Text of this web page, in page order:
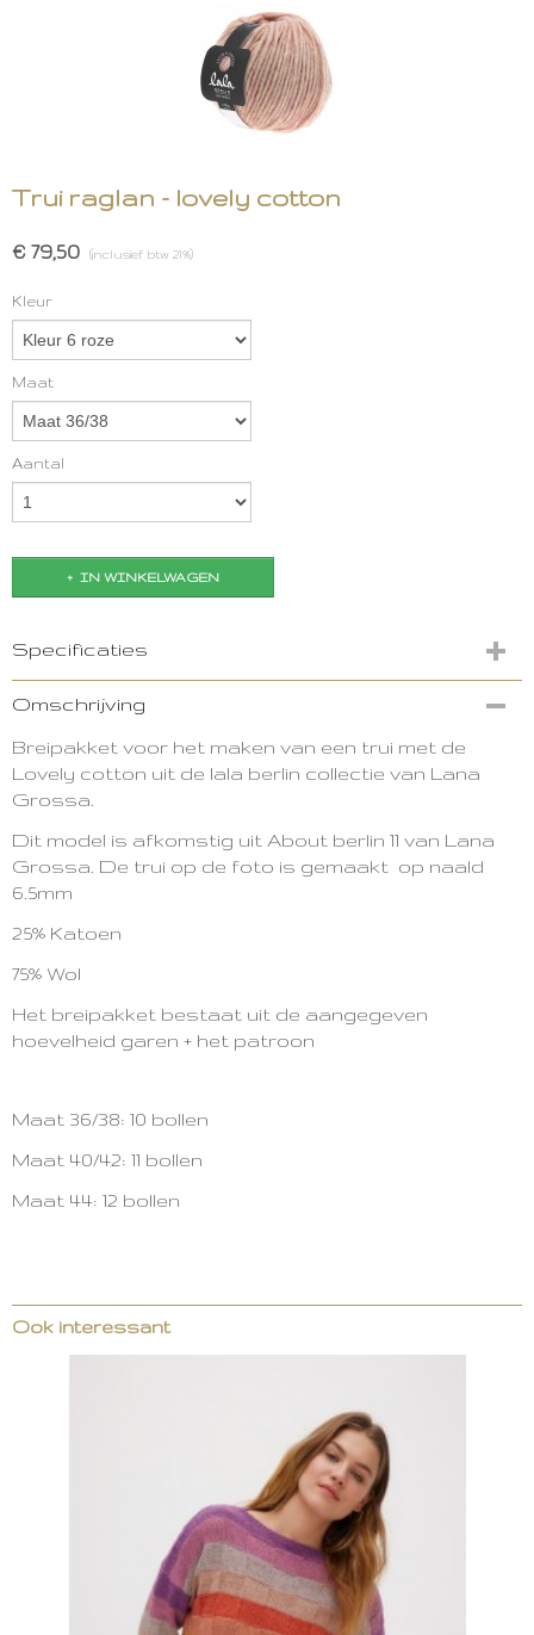
Trui raglan - lovely cotton
€ 79,50 (inclusief btw 21%)
Kleur
Maat
Aantal
IN WINKELWAGEN
Specificaties
Omschrijving
Breipakket voor het maken van een trui met de
Lovely cotton uit de lala berlin collectie van Lana
Grossa.
Dit model is afkomstig uit About berlin 11 van Lana
Grossa. De trui op de foto is gemaakt op naald
6.5mm
25% Katoen
75% Wol
Het breipakket bestaat uit de aangegeven
hoevelheid garen + het patroon
Maat 36/38: 10 bollen
Maat 40/42: 11 bollen
Maat 44: 12 bollen
Ook interessant